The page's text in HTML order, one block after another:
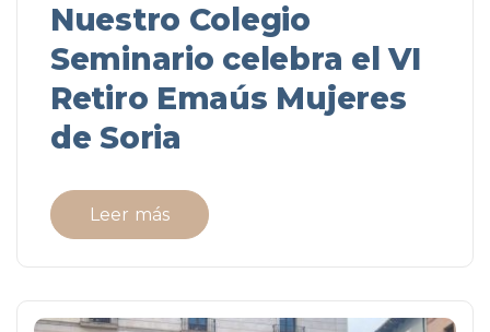
Nuestro Colegio
Seminario celebra el VI
Retiro Emaús Mujeres
de Soria
Leer más